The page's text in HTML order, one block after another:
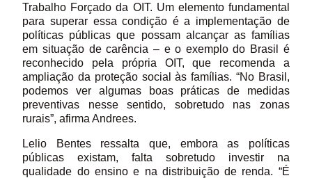
Trabalho Forçado da OIT. Um elemento fundamental
para superar essa condição é a implementação de
políticas públicas que possam alcançar as famílias
em situação de carência – e o exemplo do Brasil é
reconhecido pela própria OIT, que recomenda a
ampliação da proteção social às famílias. “No Brasil,
podemos ver algumas boas práticas de medidas
preventivas nesse sentido, sobretudo nas zonas
rurais”, afirma Andrees.
Lelio Bentes ressalta que, embora as políticas
públicas existam, falta sobretudo investir na
qualidade do ensino e na distribuição de renda. “É